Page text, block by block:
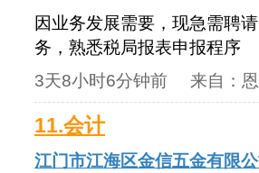
因业务发展需要，现急需聘
务，熟悉税局报表申报程序
3天8小时6分钟前 来自：
11.会计
江门市江海区金信五金有限